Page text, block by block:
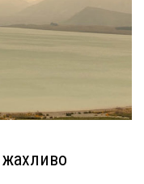
жахливо